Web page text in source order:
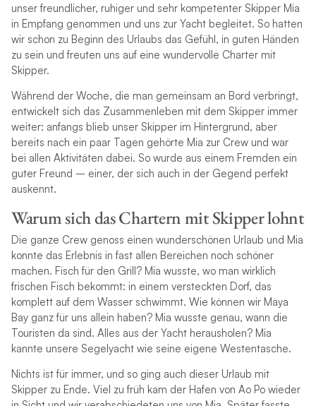
unser freundlicher, ruhiger und sehr kompetenter Skipper Mia
in Empfang genommen und uns zur Yacht begleitet. So hatten
wir schon zu Beginn des Urlaubs das Gefühl, in guten Händen
zu sein und freuten uns auf eine wundervolle Charter mit
Skipper.
Während der Woche, die man gemeinsam an Bord verbringt,
entwickelt sich das Zusammenleben mit dem Skipper immer
weiter: anfangs blieb unser Skipper im Hintergrund, aber
bereits nach ein paar Tagen gehörte Mia zur Crew und war
bei allen Aktivitäten dabei. So wurde aus einem Fremden ein
guter Freund – einer, der sich auch in der Gegend perfekt
auskennt.
Warum sich das Chartern mit Skipper lohnt
Die ganze Crew genoss einen wunderschönen Urlaub und Mia
konnte das Erlebnis in fast allen Bereichen noch schöner
machen. Fisch für den Grill? Mia wusste, wo man wirklich
frischen Fisch bekommt: in einem versteckten Dorf, das
komplett auf dem Wasser schwimmt. Wie können wir Maya
Bay ganz für uns allein haben? Mia wusste genau, wann die
Touristen da sind. Alles aus der Yacht herausholen? Mia
kannte unsere Segelyacht wie seine eigene Westentasche.
Nichts ist für immer, und so ging auch dieser Urlaub mit
Skipper zu Ende. Viel zu früh kam der Hafen von Ao Po wieder